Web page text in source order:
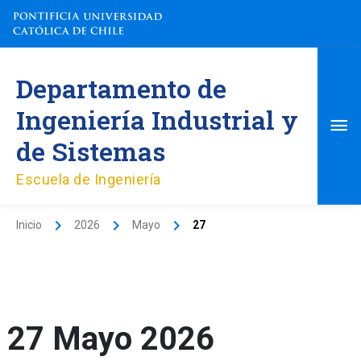
contenido
Departamento de
Ingeniería Industrial y
de Sistemas
Escuela de Ingeniería
Inicio 2026 Mayo 27
27 Mayo 2026